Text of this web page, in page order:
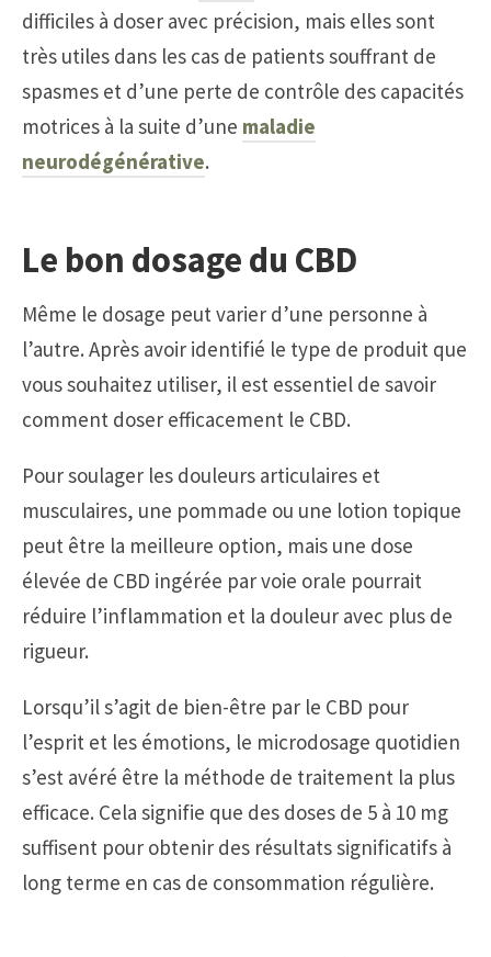
difficiles à doser avec précision, mais elles sont
très utiles dans les cas de patients souffrant de
spasmes et d’une perte de contrôle des capacités
motrices à la suite d’une maladie
neurodégénérative.
Le bon dosage du CBD
Même le dosage peut varier d’une personne à
l’autre. Après avoir identifié le type de produit que
vous souhaitez utiliser, il est essentiel de savoir
comment doser efficacement le CBD.
Pour soulager les douleurs articulaires et
musculaires, une pommade ou une lotion topique
peut être la meilleure option, mais une dose
élevée de CBD ingérée par voie orale pourrait
réduire l’inflammation et la douleur avec plus de
rigueur.
Lorsqu’il s’agit de bien-être par le CBD pour
l’esprit et les émotions, le microdosage quotidien
s’est avéré être la méthode de traitement la plus
efficace. Cela signifie que des doses de 5 à 10 mg
suffisent pour obtenir des résultats significatifs à
long terme en cas de consommation régulière.